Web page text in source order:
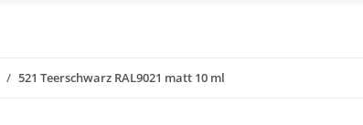
521 Teerschwarz RAL9021 matt 10 ml